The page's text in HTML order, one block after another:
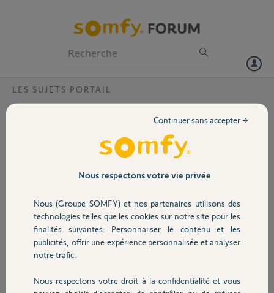
Volet
Sécurité
Domotique
Chauffage
LES SUJETS PORTAIL
le voyant du boitier electronique clignote 7 fois que dois je faire
il y a plus de 2 ans
Participer au fil de discussion
Réponses
Nous respectons votre vie privée
Nous (Groupe SOMFY) et nos partenaires utilisons des
technologies telles que les cookies sur notre site pour les
finalités suivantes: Personnaliser le contenu et les
publicités, offrir une expérience personnalisée et analyser
notre trafic.
Nous respectons votre droit à la confidentialité et vous
Continuer sans accepter →